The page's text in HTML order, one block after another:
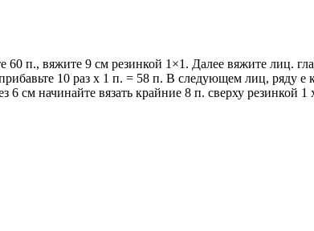
п., вяжите 9 см резинкой 1×1. Далее вяжите лиц.
10 раз х 1 п. = 58 п. В следующем лиц, ряду е
см начинайте вязать крайние 8 п. сверху резинкой